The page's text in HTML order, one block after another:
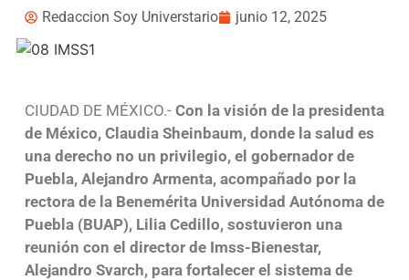
Redaccion Soy Universtario junio 12, 2025
CIUDAD DE MÉXICO.- Con la visión de la presidenta
de México, Claudia Sheinbaum, donde la salud es
una derecho no un privilegio, el gobernador de
Puebla, Alejandro Armenta, acompañado por la
rectora de la Benemérita Universidad Autónoma de
Puebla (BUAP), Lilia Cedillo, sostuvieron una
reunión con el director de Imss-Bienestar,
Alejandro Svarch, para fortalecer el sistema de